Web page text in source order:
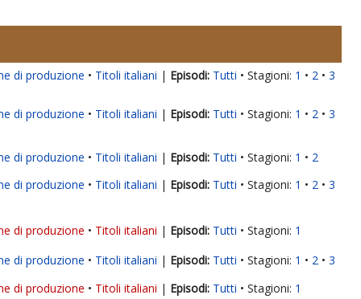
di produzione Titoli italiani | Tutti Stagioni: 1 2 3
di produzione Titoli italiani | Tutti Stagioni: 1 2 3
di produzione Titoli italiani | Tutti Stagioni: 1
2
di produzione
Titoli italiani | Tutti Stagioni: 1 2 3
di produzione Titoli italiani | Tutti Stagioni: 1
di produzione
Titoli italiani | Tutti Stagioni: 1 2
3
di produzione
Titoli italiani | Tutti Stagioni: 1